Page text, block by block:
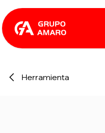
Ir al contenido
Herramienta